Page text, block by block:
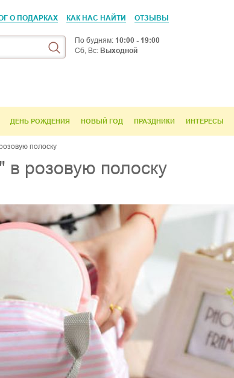
О ПОДАРКАХ КАК НАС НАЙТИ ОТЗЫВЫ
По будням: 10:00 - 19:00
Сб, Вс: Выходной
ДЕНЬ РОЖДЕНИЯ НОВЫЙ ГОД ПРАЗДНИКИ ИНТЕРЕСЫ
полоску
розовую полоску